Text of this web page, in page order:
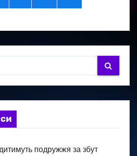
подружжя за збут